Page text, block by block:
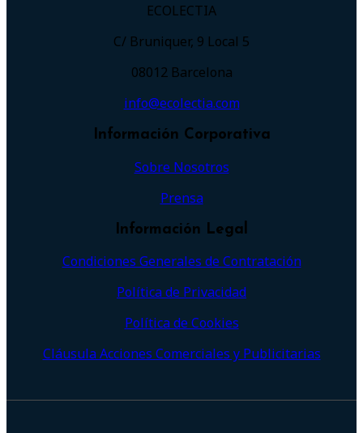
ECOLECTIA
C/ Bruniquer, 9 Local 5
08012 Barcelona
info@ecolectia.com
Información Corporativa
Sobre Nosotros
Prensa
Información Legal
Condiciones Generales de Contratación
Política de Privacidad
Política de Cookies
Cláusula Acciones Comerciales y Publicitarias